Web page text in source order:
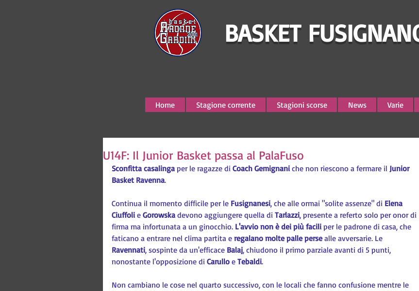
BASKET
Home Stagione corrente Stagioni scorse News Varie
U14F: Il Junior Basket passa al PalaFuso
Sconfitta casalinga per le ragazze di Coach Gemignani che non riescono a fermare il Junior
Basket Ravenna.
Continua il momento difficile per le Fusignanesi, che alle ormai "solite assenze" di Elena
Ciuffoli e Gorowska devono aggiungere quella di Tarlazzi, presente a referto solo per onor di
firma ma infortunata a un ginocchio. L'avvio non è dei più facili per le padrone di casa, che
faticano a entrare nel clima partita e regalano molte palle perse alle avversarie. Le
Ravennati, sospinte da un'efficace Balaj, chiudono il primo parziale avanti di 5 punti,
nonostante l'opposizione di Carullo e Tebaldi.
Non cambiano le cose nel quarto successivo, con le locali che fanno confusione mentre le